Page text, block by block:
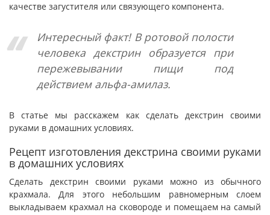
качестве загустителя или связующего компонента.
Интересный факт! В ротовой полости
человека декстрин образуется при
пережевывании пищи под
действием альфа-амилаз.
В статье мы расскажем как сделать декстрин своими
руками в домашних условиях.
Рецепт изготовления декстрина своими руками
в домашних условиях
Сделать декстрин своими руками можно из обычного
крахмала. Для этого небольшим равномерным слоем
выкладываем крахмал на сковороде и помещаем на самый